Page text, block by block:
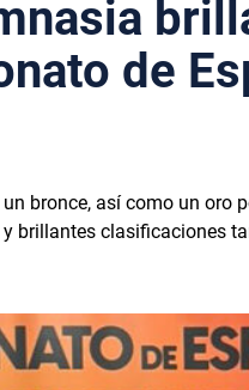
de
bronce, así como un oro
brillantes clasificaciones